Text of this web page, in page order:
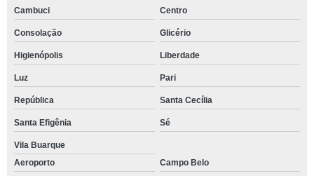
Cambuci Centro
Consolação Glicério
Higienópolis Liberdade
Luz Pari
República Santa Cecília
Santa Efigênia Sé
Vila Buarque
Aeroporto
Campo Belo